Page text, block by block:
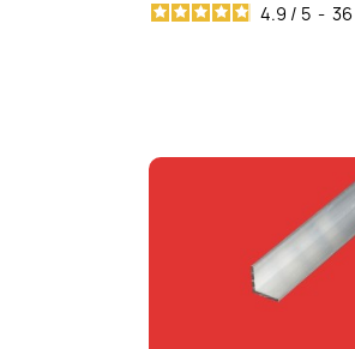
4.9 / 5 - 36